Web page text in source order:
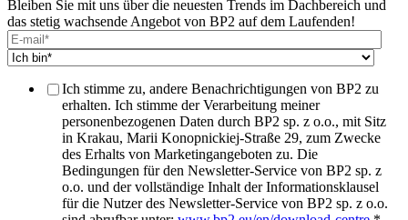
Bleiben Sie mit uns über die neuesten Trends im Dachbereich und
das stetig wachsende Angebot von BP2 auf dem Laufenden!
Ich stimme zu, andere Benachrichtigungen von BP2 zu
erhalten. Ich stimme der Verarbeitung meiner
personenbezogenen Daten durch BP2 sp. z o.o., mit Sitz
in Krakau, Marii Konopnickiej-Straße 29, zum Zwecke
des Erhalts von Marketingangeboten zu. Die
Bedingungen für den Newsletter-Service von BP2 sp. z
o.o. und der vollständige Inhalt der Informationsklausel
für die Nutzer des Newsletter-Service von BP2 sp. z o.o.